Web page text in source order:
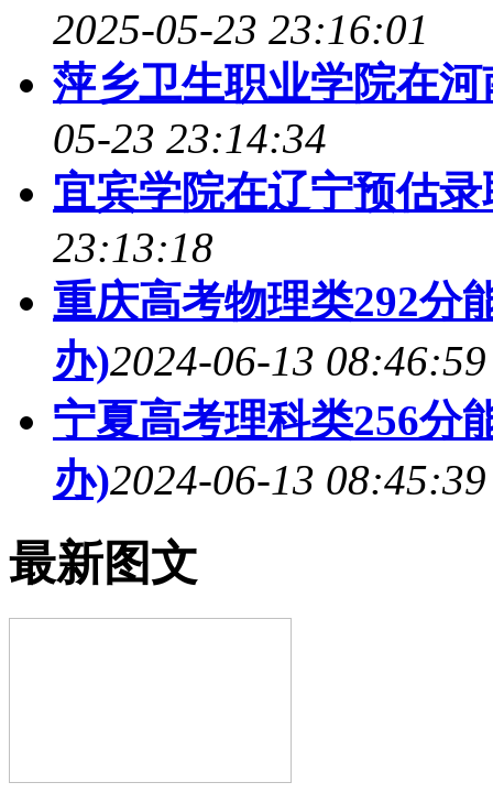
2025-05-23 23:16:01
萍乡卫生职业学院在
05-23 23:14:34
宜宾学院在辽宁预估
23:13:18
重庆高考物理类292分
办)2024-06-13 08:46:59
宁夏高考理科类256分
办)2024-06-13 08:45:39
最新图文